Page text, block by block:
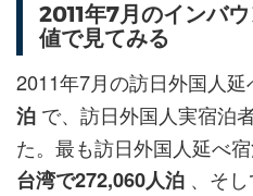
ェ
ア
す
る
ェ
ア
す
る
2011年7月のインバ
値で見てみる
2011年7月の訪日外国人延
泊 で、訪日外国人実宿泊
た。最も訪日外国人延べ
台湾で272,060人泊 、そし